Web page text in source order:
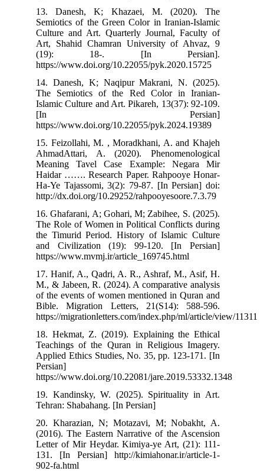
13. Danesh, K; Khazaei, M. (2020). The
Semiotics of the Green Color in Iranian-Islamic
Culture and Art. Quarterly Journal, Faculty of
Art, Shahid Chamran University of Ahvaz, 9
(19): 18-. [In Persian].
https://www.doi.org/10.22055/pyk.2020.15725
14. Danesh, K; Naqipur Makrani, N. (2025).
The Semiotics of the Red Color in Iranian-
Islamic Culture and Art. Pikareh, 13(37): 92-109.
[In Persian]
https://www.doi.org/10.22055/pyk.2024.19389
15. Feizollahi, M. , Moradkhani, A. and Khajeh
AhmadAttari, A. (2020). Phenomenological
Meaning Tavel Case Example: Negara Mir
Haidar ……. Research Paper. Rahpooye Honar-
Ha-Ye Tajassomi, 3(2): 79-87. [In Persian] doi:
http://dx.doi.org/10.29252/rahpooyesoore.7.3.79
16. Ghafarani, A; Gohari, M; Zabihee, S. (2025).
The Role of Women in Political Conflicts during
the Timurid Period. History of Islamic Culture
and Civilization (19): 99-120. [In Persian]
https://www.mvmj.ir/article_169745.html
17. Hanif, A., Qadri, A. R., Ashraf, M., Asif, H.
M., & Jabeen, R. (2024). A comparative analysis
of the events of women mentioned in Quran and
Bible. Migration Letters, 21(S14): 588-596.
https://migrationletters.com/index.php/ml/article/
18. Hekmat, Z. (2019). Explaining the Ethical
Teachings of the Quran in Religious Imagery.
Applied Ethics Studies, No. 35, pp. 123-171. [In
https://www.doi.org/10.22081/
19. Kandinsky, W. (2025). Spirituality in Art.
Tehran: Shabahang. [In Persian]
20. Kharazian, N; Motazavi, M; Nobakht, A.
(2016). The Eastern Narrative of the Ascension
Letter of Mir Heydar. Kimiya-ye Art, (21): 111-
131. [In Persian] http://kimiahonar.ir/article-1-
902-fa.html